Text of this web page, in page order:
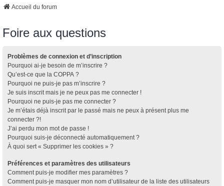
Accueil du forum
Foire aux questions
Problèmes de connexion et d’inscription
Pourquoi ai-je besoin de m’inscrire ?
Qu’est-ce que la COPPA ?
Pourquoi ne puis-je pas m’inscrire ?
Je suis inscrit mais je ne peux pas me connecter !
Pourquoi ne puis-je pas me connecter ?
Je m’étais déjà inscrit par le passé mais ne peux à présent plus me
connecter ?!
J’ai perdu mon mot de passe !
Pourquoi suis-je déconnecté automatiquement ?
À quoi sert « Supprimer les cookies » ?
Préférences et paramètres des utilisateurs
Comment puis-je modifier mes paramètres ?
Comment puis-je masquer mon nom d’utilisateur de la liste des utilisateurs